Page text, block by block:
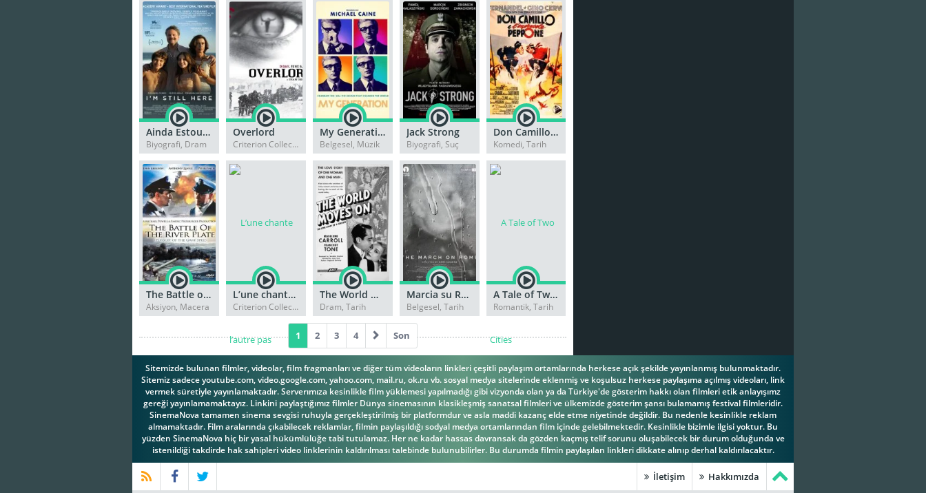
Ainda Estou Aqui
Biyografi, Dram
Overlord
Criterion Collection, Savaş
My Generation
Belgesel, Müzik
Jack Strong
Biyografi, Suç
Don Camillo e l’onorevole Peppone
Komedi, Tarih
The Battle of the River Plate
Aksiyon, Macera
L’une chante l’autre pas
Criterion Collection, Tarih
The World Moves On
Dram, Tarih
Marcia su Roma
Belgesel, Tarih
A Tale of Two Cities
Romantik, Tarih
1 2 3 4 Son
Sitemizde bulunan filmler, videolar, film fragmanları ve diğer tüm videoların linkleri çeşitli paylaşım ortamlarında herkese açık şekilde yayınlanmış bulunmaktadır.
Sitemiz sadece youtube.com, video.google.com, yahoo.com, mail.ru, ok.ru vb. sosyal medya sitelerinde eklenmiş ve koşulsuz herkese paylaşıma açılmış videoları, link
vermek süretiyle yayınlamaktadır. Serverımıza kesinlikle film yüklemesi yapılmadığı gibi vizyonda olan ya da Türkiye'de gösterim hakkı olan filmleri etik anlayışımz
gereği yayınlamamaktayız. Linkini paylaştığımız filmler Dünya sinemasının klasikleşmiş sanatsal filmleri ve ülkemizde gösterim şansı bulamamış festival filmleridir.
SinemaNova tamamen sinema sevgisi ruhuyla gerçekleştirilmiş bir platformdur ve asla maddi kazanç elde etme niyetinde değildir. Bu nedenle kesinlikle reklam
almamaktadır. Film aralarında çıkabilecek reklamlar, filmin paylaşıldığı sodyal medya ortamlarından film içinde gelebilmektedir. Kesinlikle bizimle ilgisi yoktur. Bu
yüzden SinemaNova hiç bir yasal hükümlülüğe tabi tutulamaz. Her ne kadar hassas davransak da gözden kaçmış telif sorunu oluşabilecek bir durum olduğunda ve
istenildiği takdirde hak sahipleri video linklerinin kaldırılması talebinde bulunubilirler. Bu durumda filmin paylaşılan linkleri dikkate alınıp derhal kaldırılacaktır.
İletişim Hakkımızda